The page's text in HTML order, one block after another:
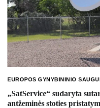
EUROPOS GYNYBININIO
„SatService“ sudaryta
antžeminės stoties